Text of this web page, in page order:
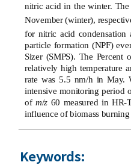
nitric acid in the winter.
November (winter),
for nitric acid condensation
particle formation (NPF)
Sizer (SMPS). The
relatively high temperature
rate was 5.5 nm/h in May.
intensive monitoring period
of m/z 60 measured in HR-
influence of biomass
Keywords: